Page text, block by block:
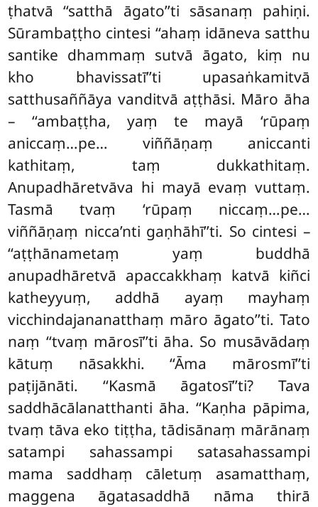
ṭhatvā ‘‘satthā āgato’’ti sāsanaṃ pahiṇi.
Sūrambaṭṭho cintesi ‘‘ahaṃ idāneva satthu
santike dhammaṃ sutvā āgato, kiṃ nu
kho bhavissatī’’ti upasaṅkamitvā
satthusaññāya vanditvā aṭṭhāsi. Māro āha
– ‘‘ambaṭṭha, yaṃ te mayā ‘rūpaṃ
aniccaṃ…pe… viññāṇaṃ aniccanti
kathitaṃ, taṃ dukkathitaṃ.
Anupadhāretvāva hi mayā evaṃ vuttaṃ.
Tasmā tvaṃ ‘rūpaṃ niccaṃ…pe…
viññāṇaṃ nicca’nti gaṇhāhī’’ti. So cintesi –
‘‘aṭṭhānametaṃ yaṃ buddhā
anupadhāretvā apaccakkhaṃ katvā kiñci
katheyyuṃ, addhā ayaṃ mayhaṃ
vicchindajananatthaṃ māro āgato’’ti. Tato
naṃ ‘‘tvaṃ mārosī’’ti āha. So musāvādaṃ
kātuṃ nāsakkhi. ‘‘Āma mārosmī’’ti
paṭijānāti. ‘‘Kasmā āgatosī’’ti? Tava
saddhācālanatthanti āha. ‘‘Kaṇha pāpima,
tvaṃ tāva eko tiṭṭha, tādisānaṃ mārānaṃ
satampi sahassampi satasahassampi
mama saddhaṃ cāletuṃ asamatthaṃ,
maggena āgatasaddhā nāma thirā